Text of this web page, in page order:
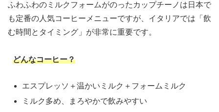
ふわふわのミルクフォームがのったカップチーノは日本で
も定番の人気コーヒーメニューですが、イタリアでは「飲
む時間とタイミング」が非常に重要です。
どんなコーヒー？
エスプレッソ＋温かいミルク＋フォームミルク
ミルク多め、まろやかで飲みやすい